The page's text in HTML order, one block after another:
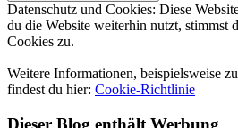
Datenschutz und Cookies: Diese
du die Website weiterhin nutzt, stimmst
Cookies zu.
Weitere Informationen, beispielsweise
findest du hier: Cookie-Richtlinie
Dieser Blog enthält Werbung